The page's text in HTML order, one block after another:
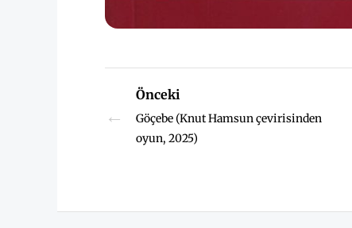
←
Önceki
Göçebe (Knut Hamsun çevirisinden
oyun, 2025)